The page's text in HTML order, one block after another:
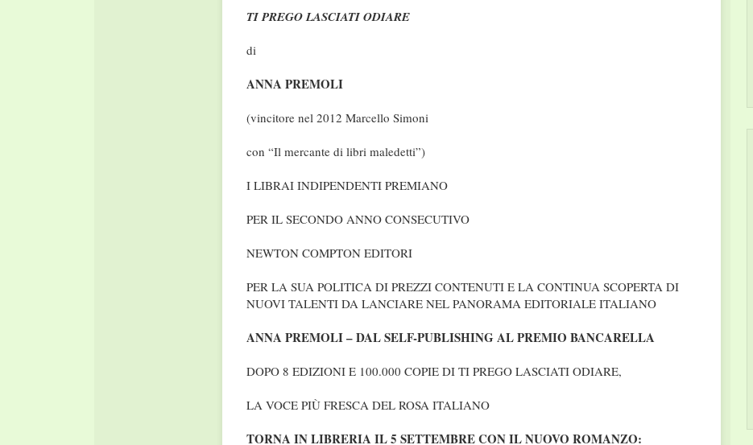
TI PREGO LASCIATI ODIARE
di
ANNA PREMOLI
(vincitore nel 2012 Marcello Simoni
con “Il mercante di libri maledetti”)
I LIBRAI INDIPENDENTI PREMIANO
PER IL SECONDO ANNO CONSECUTIVO
NEWTON COMPTON EDITORI
PER LA SUA POLITICA DI PREZZI CONTENUTI E LA CONTINUA SCOPERTA DI
NUOVI TALENTI DA LANCIARE NEL PANORAMA EDITORIALE ITALIANO
ANNA PREMOLI – DAL SELF-PUBLISHING AL PREMIO BANCARELLA
DOPO 8 EDIZIONI E 100.000 COPIE DI TI PREGO LASCIATI ODIARE,
LA VOCE PIÙ FRESCA DEL ROSA ITALIANO
TORNA IN LIBRERIA IL 5 SETTEMBRE CON IL NUOVO ROMANZO: